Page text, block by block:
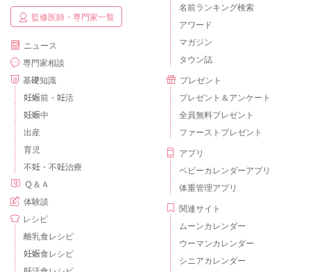
監修医師・専門家一覧
ニュース
専門家相談
基礎知識
妊娠前・妊活
妊娠中
出産
育児
不妊・不妊治療
Ｑ＆Ａ
体験談
レシピ
離乳食レシピ
妊娠食レシピ
名前ランキング検索
アワード
マガジン
タウン誌
プレゼント
プレゼント＆アンケート
全員無料プレゼント
ファーストプレゼント
アプリ
ベビーカレンダーアプリ
体重管理アプリ
関連サイト
ムーンカレンダー
ウーマンカレンダー
シニアカレンダー